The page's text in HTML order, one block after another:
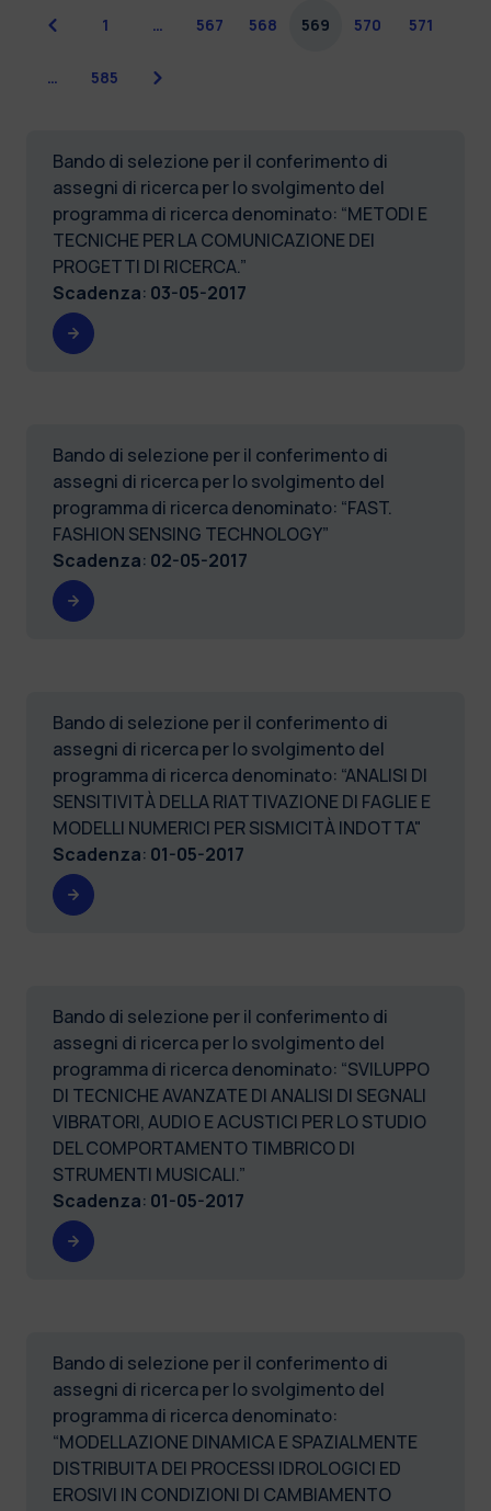
Precedente
1 … 567 568 569 570 571
… 585 Successiva
Bando di selezione per il conferimento di
assegni di ricerca per lo svolgimento del
programma di ricerca denominato: “METODI E
TECNICHE PER LA COMUNICAZIONE DEI
PROGETTI DI RICERCA.”
Scadenza: 03-05-2017
Bando di selezione per il conferimento di
assegni di ricerca per lo svolgimento del
programma di ricerca denominato: “FAST.
FASHION SENSING TECHNOLOGY”
Scadenza: 02-05-2017
Bando di selezione per il conferimento di
assegni di ricerca per lo svolgimento del
programma di ricerca denominato: “ANALISI DI
SENSITIVITÀ DELLA RIATTIVAZIONE DI FAGLIE E
MODELLI NUMERICI PER SISMICITÀ INDOTTA"
Scadenza: 01-05-2017
Bando di selezione per il conferimento di
assegni di ricerca per lo svolgimento del
programma di ricerca denominato: “SVILUPPO
DI TECNICHE AVANZATE DI ANALISI DI SEGNALI
VIBRATORI, AUDIO E ACUSTICI PER LO STUDIO
DEL COMPORTAMENTO TIMBRICO DI
STRUMENTI MUSICALI.”
Scadenza: 01-05-2017
Bando di selezione per il conferimento di
assegni di ricerca per lo svolgimento del
programma di ricerca denominato:
“MODELLAZIONE DINAMICA E SPAZIALMENTE
DISTRIBUITA DEI PROCESSI IDROLOGICI ED
EROSIVI IN CONDIZIONI DI CAMBIAMENTO